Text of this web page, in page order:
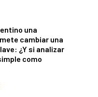
una
cambiar una
¿Y si analizar
como